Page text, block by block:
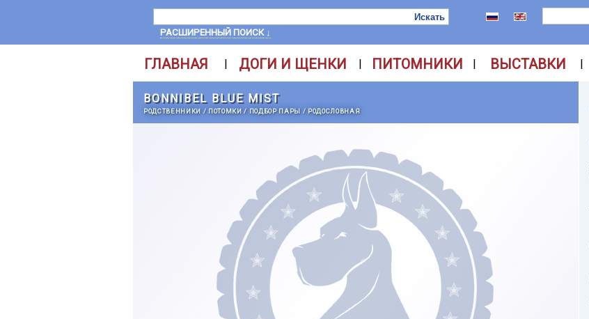
РАСШИРЕННЫЙ ПОИСК ↓
ГЛАВНАЯ | ДОГИ И ЩЕНКИ | ПИТОМНИКИ | ВЫСТАВКИ |
BONNIBEL BLUE MIST
РОДСТВЕННИКИ / ПОТОМКИ/ ПОДБОР ПАРЫ / РОДОСЛОВНАЯ